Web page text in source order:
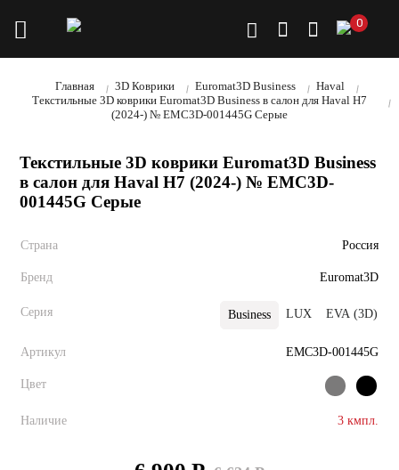
0
Главная 3D Коврики Euromat3D Business
Haval
Текстильные 3D коврики Euromat3D Business в салон для Haval H7
(2024-) № EMC3D-001445G Серые
Текстильные 3D коврики Euromat3D Business
в салон для Haval H7 (2024-) № EMC3D-
001445G Серые
Страна Россия
Бренд Euromat3D
Серия Business LUX EVA (3D)
Артикул EMC3D-001445G
Цвет
Наличие 3 кмпл.